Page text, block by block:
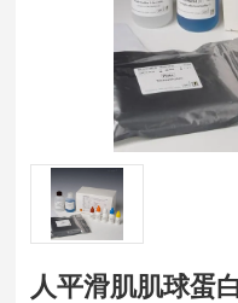
人平滑肌肌球蛋